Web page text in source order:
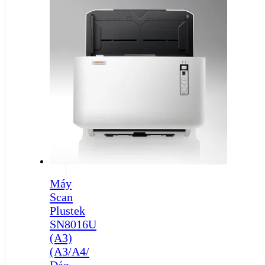
Máy
Scan
Plustek
SN8016U
(A3)
(A3/A4/